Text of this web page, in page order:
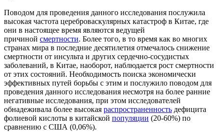
Поводом для проведения данного исследования послужила
высокая частота цереброваскулярных катастроф в Китае, где
они в настоящее время являются ведущей
причиной смертности. Более того, в то время как во многих
странах мира в последние десятилетия отмечалось снижение
смертности от инсульта и других сердечно-сосудистых
заболеваний, в Китае, наоборот, наблюдается рост смертности
от этих состояний. Необходимость поиска экономически
эффективных путей борьбы с этим и послужило поводом для
проведения данного исследования несмотря на более ранние
негативные исследования, при этом исследователей
обнадеживала более высокая распространенность дефицита
фолиевой кислоты в китайской популяции (20-60%) по
сравнению с США (0,06%).